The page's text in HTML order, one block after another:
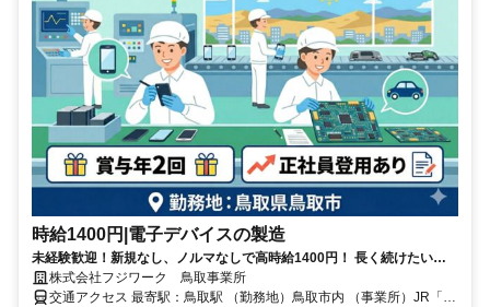
時給1400円|電子デバイスの製造
未経験歓迎！新規なし、ノルマなしで高時給1400円！ 長く続けたい方
もぜひ！
株式会社フジワーク 鳥取事業所
交通アクセス 最寄駅：鳥取駅 （勤務地）鳥取市内 （事業所）JR「鳥